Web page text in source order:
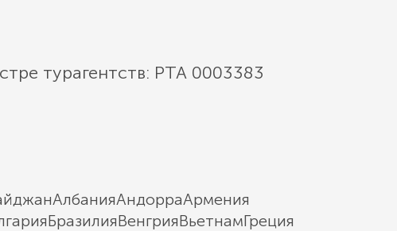
турагентств: РТА 0003383
АлбанияАндорраАрмения
БразилияВенгрияВьетнамГреция